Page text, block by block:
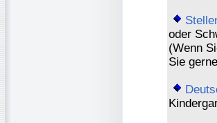
oder
(Wenn
Sie